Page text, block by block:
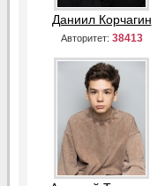
Даниил Корчагин
Авторитет: 38413